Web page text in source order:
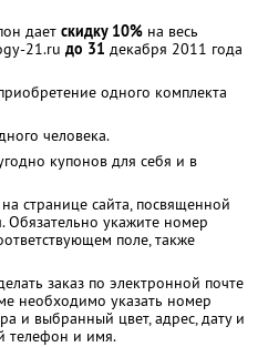
дает скидку 10% на весь
21.ru до 31 декабря 2011 года
одного комплекта
человека.
купонов для себя и в
странице сайта, посвященной
Обязательно укажите номер
поле, также
заказ по электронной почте
необходимо указать номер
и выбранный цвет, адрес, дату и
телефон и имя.